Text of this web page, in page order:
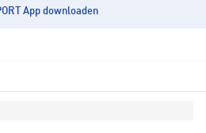
App downloaden